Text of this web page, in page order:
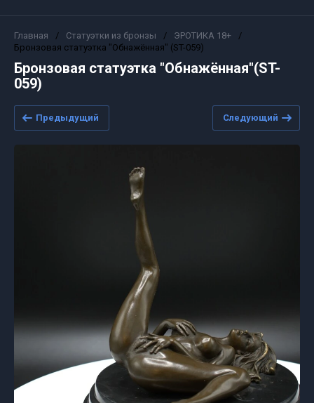
Главная / Статуэтки из бронзы / ЭРОТИКА 18+
/
Бронзовая статуэтка "Обнажённая" (ST-059)
Бронзовая статуэтка "Обнажённая"(ST-
059)
Предыдущий Следующий